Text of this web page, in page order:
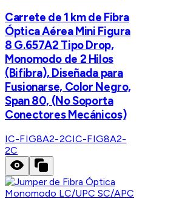
Carrete de 1 km de Fibra
Óptica Aérea Mini Figura
8 G.657A2 Tipo Drop,
Monomodo de 2 Hilos
(Bifibra), Diseñada para
Fusionarse, Color Negro,
Span 80, (No Soporta
Conectores Mecánicos)
IC-FIG8A2-2CIC-FIG8A2-
2C